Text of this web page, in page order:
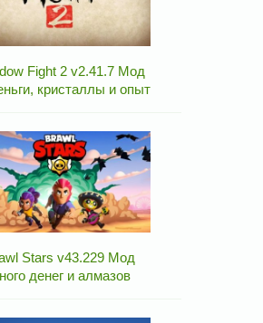
Fight 2 v2.41.7 Мод
кристаллы и опыт
Stars v43.229 Мод
денег и алмазов